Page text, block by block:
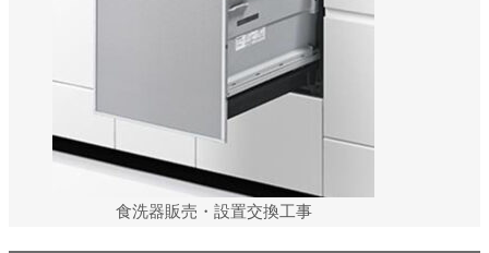
食洗器販売・設置交換工事